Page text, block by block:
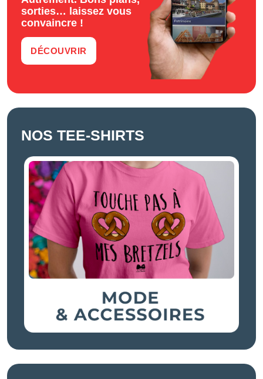
sorties… laissez vous
convaincre !
DÉCOUVRIR
NOS TEE-SHIRTS